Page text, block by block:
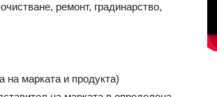
ремонт, градинарство,
на марката и продукта)